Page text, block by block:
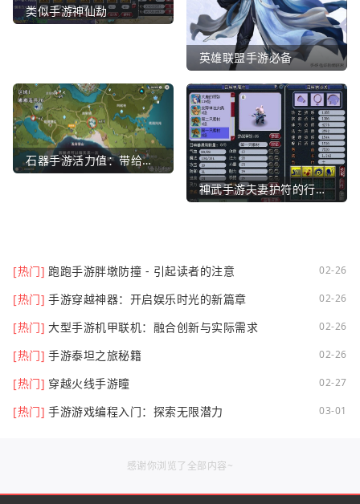
类似手游神仙劫
英雄联盟手游必备
石器手游活力值：带给你全新的游戏体验
神武手游夫妻护符的行业文章
[热门] 跑跑手游胖墩防撞 - 引起读者的注意 02-26
[热门] 手游穿越神器：开启娱乐时光的新篇章 02-26
[热门] 大型手游机甲联机：融合创新与实际需求 02-26
[热门] 手游泰坦之旅秘籍 02-26
[热门] 穿越火线手游瞳 02-27
[热门] 手游游戏编程入门：探索无限潜力 03-01
感谢你浏览了全部内容~